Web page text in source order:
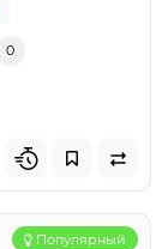
0
Популярный